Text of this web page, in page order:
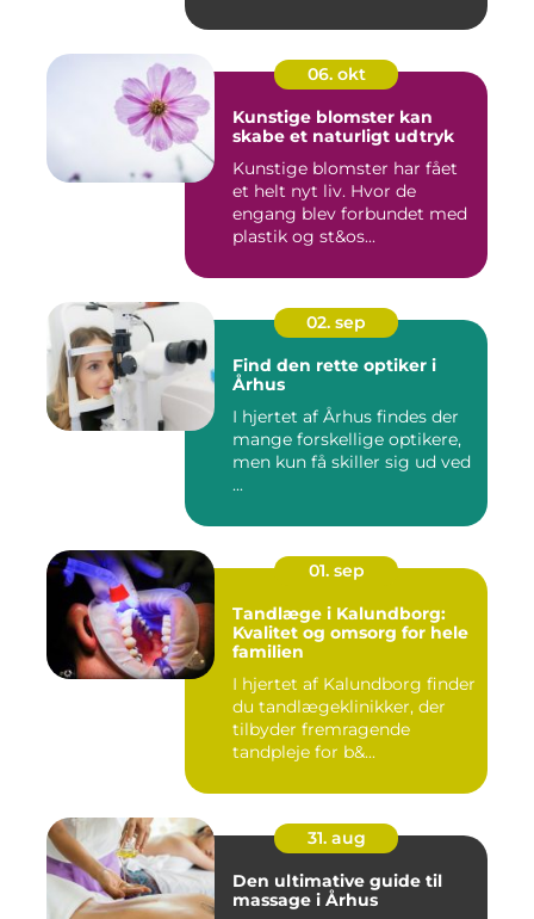
06. okt
Kunstige blomster kan
skabe et naturligt udtryk
Kunstige blomster har fået
et helt nyt liv. Hvor de
engang blev forbundet med
plastik og st&os...
02. sep
Find den rette optiker i
Århus
I hjertet af Århus findes der
mange forskellige optikere,
men kun få skiller sig ud ved
...
01. sep
Tandlæge i Kalundborg:
Kvalitet og omsorg for hele
familien
I hjertet af Kalundborg finder
du tandlægeklinikker, der
tilbyder fremragende
tandpleje for b&...
31. aug
Den ultimative guide til
massage i Århus